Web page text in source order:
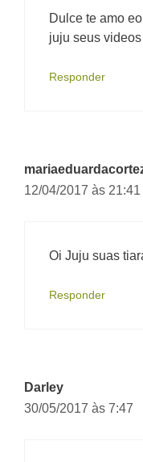
Dulce te amo
juju seus
Responder
12/04/2017 às 21:41
Oi Juju suas
Responder
Darley
30/05/2017 às 7:47